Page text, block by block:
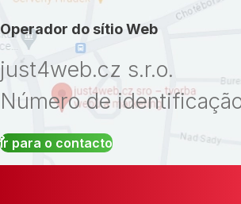
Operador do sítio Web
just4web.cz s.r.o.
Número de
Ir para o contacto